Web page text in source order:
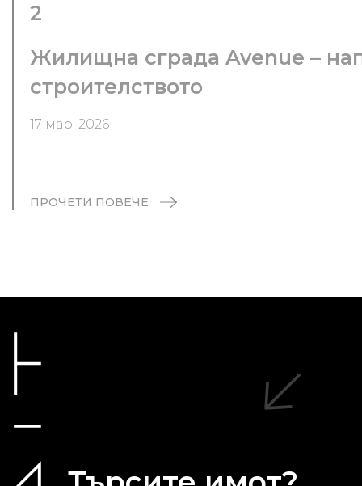
2
Жилищна сграда Avenue –
строителството
17 мар. 2026
ПРОЧЕТИ ПОВЕЧЕ